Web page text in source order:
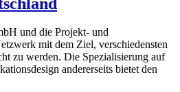
und die Projekt- und
mit dem Ziel, verschiedensten
zu werden. Die Spezialisierung auf
andererseits bietet den